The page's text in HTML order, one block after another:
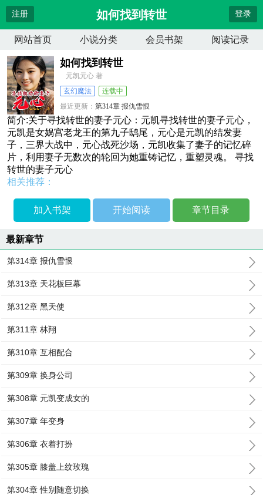
注册 如何找到转世 登录
网站首页 小说分类 会员书架 阅读记录
如何找到转世
元凯元心 著
玄幻魔法
连载中
最近更新：第314章 报仇雪恨
更新时间：2026-04-14 10:38:04
简介:关于寻找转世的妻子元心：元凯寻找转世的妻子元心，
元凯是女娲宫老龙王的第九子鸱尾，元心是元凯的结发妻
子，三界大战中，元心战死沙场，元凯收集了妻子的记忆碎
片，利用妻子无数次的轮回为她重铸记忆，重塑灵魂。 寻找
转世的妻子元心
相关推荐：
加入书架 开始阅读 章节目录
最新章节
第314章 报仇雪恨
第313章 天花板巨幕
第312章 黑天使
第311章 林翔
第310章 互相配合
第309章 换身公司
第308章 元凯变成女的
第307章 年变身
第306章 衣着打扮
第305章 膝盖上纹玫瑰
第304章 性别随意切换